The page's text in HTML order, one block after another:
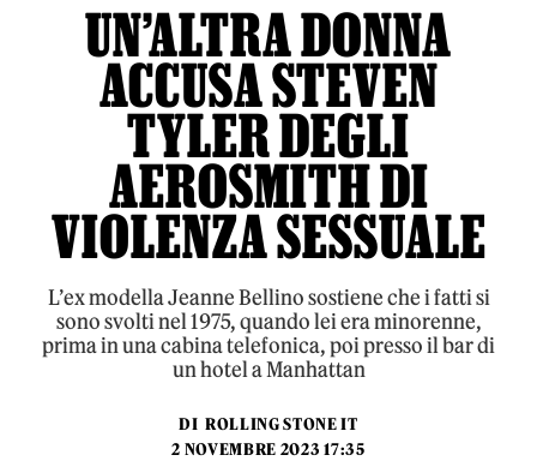
UN’ALTRA DONNA
ACCUSA STEVEN
TYLER DEGLI
AEROSMITH DI
VIOLENZA SESSUALE
L’ex modella Jeanne Bellino sostiene che i fatti si
sono svolti nel 1975, quando lei era minorenne,
prima in una cabina telefonica, poi presso il bar di
un hotel a Manhattan
DI ROLLING STONE IT
2 NOVEMBRE 2023 17:35